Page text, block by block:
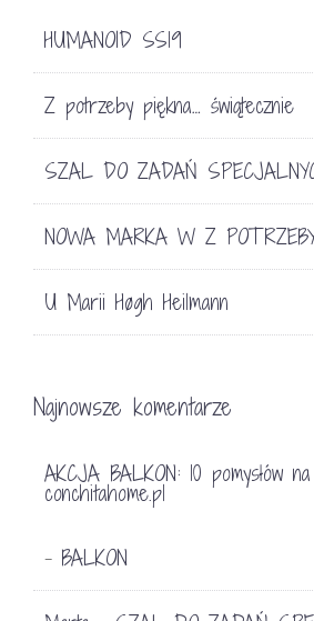
TRENDY 2016.
13 listopada 2015
HUMANOID SS19
Z potrzeby piękna… świątecznie
SZAL DO ZADAŃ
NOWA MARKA W Z
U Marii Høgh Heilmann
Najnowsze komentarze
AKCJA BALKON: 10 pomysłów
conchitahome.pl
- BALKON